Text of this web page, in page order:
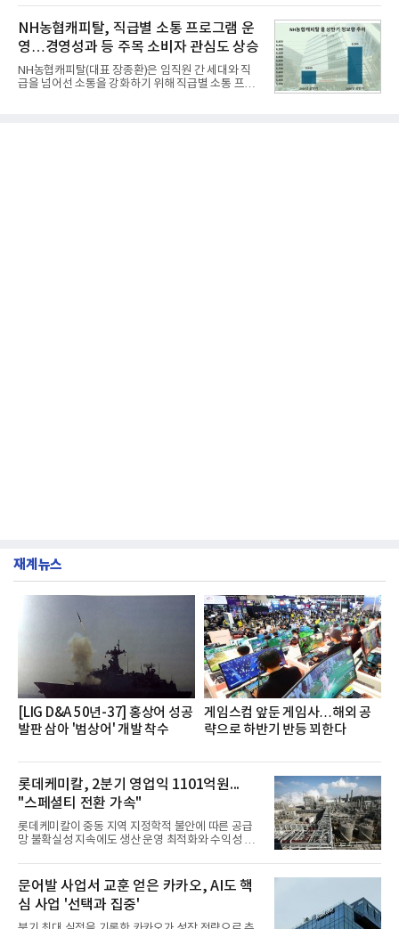
넘
혔다.‘동대문식 닭한마리 칼국수’는 예상을 뛰어넘는
소비자 호응에 힘입어 지난 7월 13일 첫 선을 보인 지
단 18일 만에 누적 판매량 50만 개를 돌파하는 성과를
거두었다.이번 신제품은 개발진이 전국의 닭한마리
전문점을 직접 찾아 다니며 최적의 육수 비율을 완성
했다. 자극적이지 않으면서도 깊은 닭육수에 마늘의
개운한 풍미를 더했으며, 국물이 잘 배어들면서도 쫄
NH농협캐피탈, 직급별 소통 프로그램 운
영…경영성과 등 주목 소비자 관심도 상승
NH농협캐피탈(대표 장종환)은 임직원 간 세대와 직
급을 넘어선 소통을 강화하기 위해 직급별 소통 프로
재계뉴스
[LIG D&A 50년-37] 홍상어 성공
발판 삼아 '범상어' 개발 착수
게임스컴 앞둔 게임사…해외 공
략으로 하반기 반등 꾀한다
롯데케미칼, 2분기 영업익 1101억원...
"스페셜티 전환 가속"
롯데케미칼이 중동 지역 지정학적 불안에 따른 공급
망 불확실성 지속에도 생산 운영 최적화와 수익성 중
어갔다.롯데케미칼이 2026년 2분기 연결 기준 매출
액 5조6864억원, 영업이익 1101억원을 기록했다고 7
일 밝혔다. 사업별로는 기초화학 부문(롯데케미칼 기
초소재사업·LC타이탄·LC USA·롯데대산석화)이 매
출 3조9403억원, 영업이익 23억원을 기록했다. 정기
문어발 사업서 교훈 얻은 카카오, AI도 핵
심 사업 '선택과 집중'